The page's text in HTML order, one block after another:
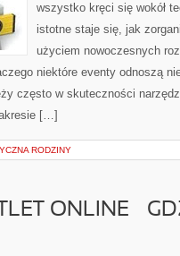
wszystko kręci się wokół
istotne staje się, jak
użyciem nowoczesnych
niektóre eventy odnoszą
często w skuteczności
[…]
RODZINY
ONLINE –